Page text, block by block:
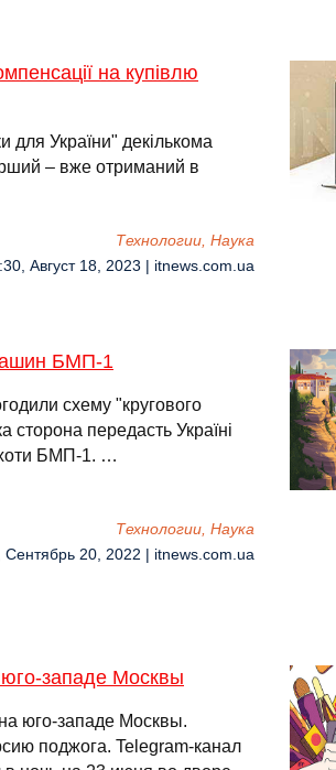
на купівлю
для України" декількома
– вже отриманий в
Технологии, Наука
Август 18, 2023 | itnews.com.ua
БМП-1
схему "кругового
сторона передасть Україні
БМП-1. …
Технологии, Наука
Сентябрь 20, 2022 | itnews.com.ua
западе Москвы
юго-западе Москвы.
поджога. Telegram-канал